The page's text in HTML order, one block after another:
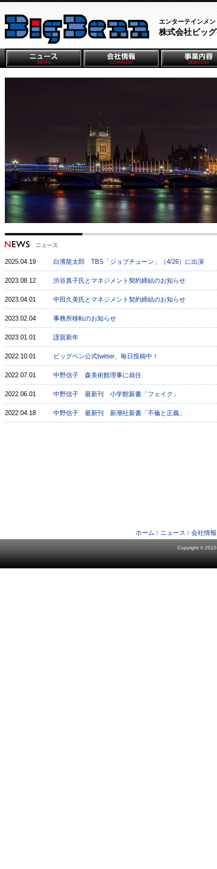
エンターテインメ
株式会社ビッ
2025.04.19 白濱龍太郎 TBS「ジョブチューン」（4/26）に出演
2023.08.12 渋谷真子氏とマネジメント契約締結のお知らせ
2023.04.01 中田久美氏とマネジメント契約締結のお知らせ
2023.02.04 事務所移転のお知らせ
2023.01.01 謹賀新年
2022.10.01 ビッグベン公式twitter、毎日投稿中！
2022.07.01 中野信子 森美術館理事に就任
2022.06.01 中野信子 最新刊 小学館新書「フェイク」
2022.04.18 中野信子 最新刊 新潮社新書「不倫と正義」
ホーム ニュース 会社情報
Copyright ©